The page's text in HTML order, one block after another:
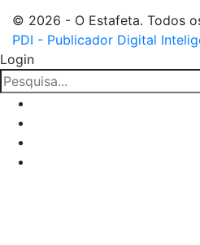
© 2026 - O Estafeta. Todos
PDI - Publicador Digital
Login